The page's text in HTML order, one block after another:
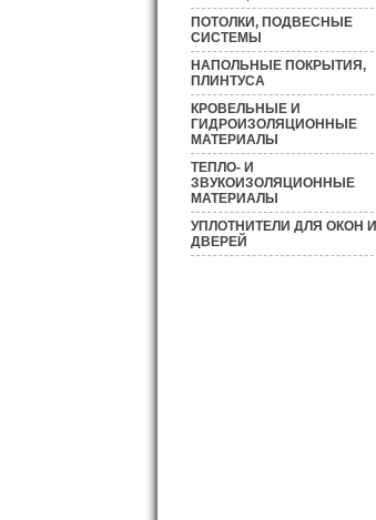
ПОТОЛКИ, ПОДВЕСНЫЕ
СИСТЕМЫ
НАПОЛЬНЫЕ ПОКРЫТИЯ,
ПЛИНТУСА
КРОВЕЛЬНЫЕ И
ГИДРОИЗОЛЯЦИОННЫЕ
МАТЕРИАЛЫ
ТЕПЛО- И
ЗВУКОИЗОЛЯЦИОННЫЕ
МАТЕРИАЛЫ
УПЛОТНИТЕЛИ ДЛЯ ОКОН И
ДВЕРЕЙ